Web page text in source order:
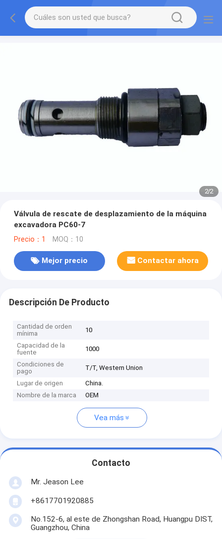
2/2
Válvula de rescate de desplazamiento de la máquina
excavadora PC60-7
Precio：1 MOQ：10
Mejor precio Contactar ahora
Descripción De Producto
Cantidad de orden
mínima
10
Capacidad de la
fuente
1000
Condiciones de
pago
T/T, Western Union
Lugar de origen
China.
Nombre de la marca
OEM
Vea más
Contacto
Mr. Jeason Lee
+8617701920885
No.152-6, al este de Zhongshan Road, Huangpu DIST,
Guangzhou, China